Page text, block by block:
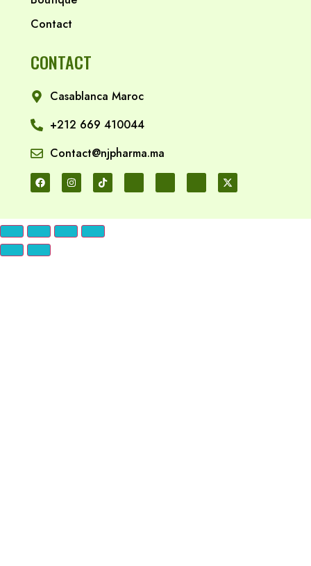
Contact
CONTACT
Casablanca Maroc
+212 669 410044
Contact@njpharma.ma